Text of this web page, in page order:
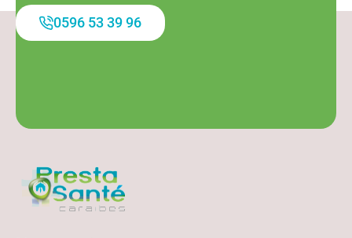
0596 53 39 96